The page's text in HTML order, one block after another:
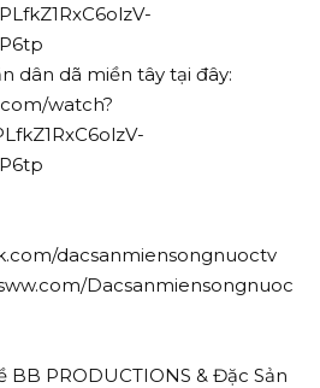
dân dã miền tây tại đây:
watch?
dacsanmiensongnuoctv
Dacsanmiensongnuoc
PRODUCTIONS & Đặc Sản